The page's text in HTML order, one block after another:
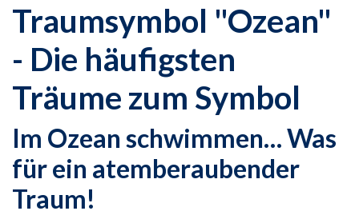
Traumsymbol "Ozean"
- Die häufigsten
Träume zum Symbol
Im Ozean schwimmen… Was
für ein atemberaubender
Traum!